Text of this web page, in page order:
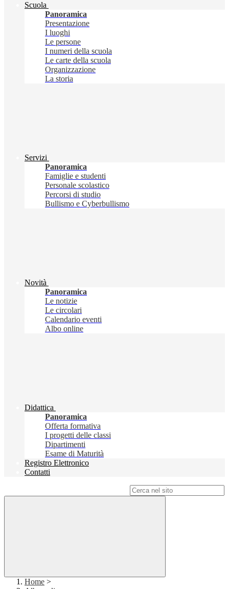
Scuola
Panoramica
Presentazione
I luoghi
Le persone
I numeri della scuola
Le carte della scuola
Organizzazione
La storia
Servizi
Panoramica
Famiglie e studenti
Personale scolastico
Percorsi di studio
Bullismo e Cyberbullismo
Novità
Panoramica
Le notizie
Le circolari
Calendario eventi
Albo online
Didattica
Panoramica
Offerta formativa
I progetti delle classi
Dipartimenti
Esame di Maturità
Registro Elettronico
Contatti
Home >